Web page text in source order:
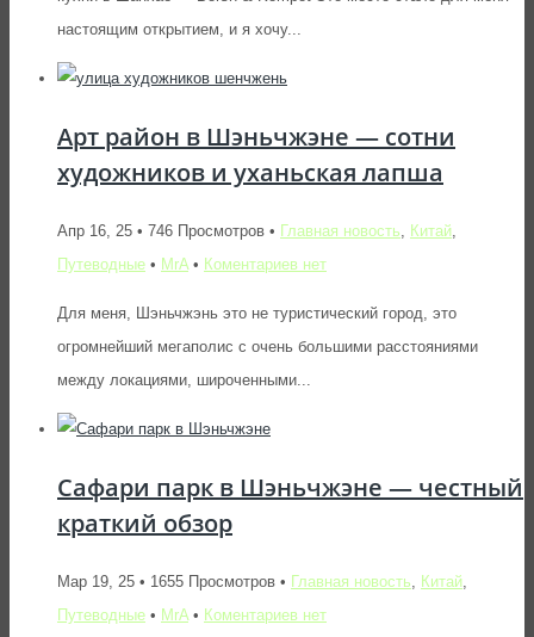
настоящим открытием, и я хочу...
Арт район в Шэньчжэне — сотни
художников и уханьская лапша
Апр 16, 25 • 746 Просмотров • Главная новость Китай
Путеводные • MrA • Коментариев нет
Для меня, Шэньчжэнь это не туристический город, это
огромнейший мегаполис с очень большими расстояниями
между локациями, широченными...
Сафари парк в Шэньчжэне — честный
краткий обзор
Мар 19, 25 • 1655 Просмотров • Главная новость Китай
Путеводные • MrA • Коментариев нет